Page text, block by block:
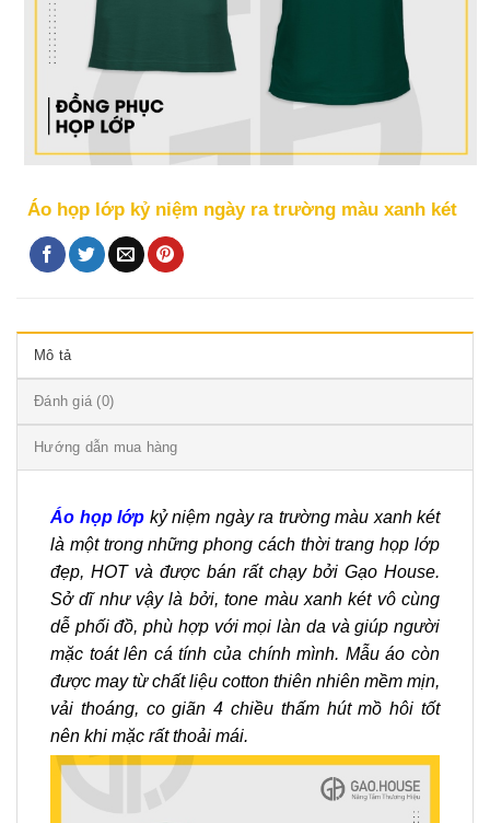
Áo họp lớp kỷ niệm ngày ra trường màu xanh két
Mô tả
Đánh giá (0)
Hướng dẫn mua hàng
Áo họp lớp kỷ niệm ngày ra trường màu xanh két
là một trong những phong cách thời trang họp lớp
đẹp, HOT và được bán rất chạy bởi Gạo House.
Sở dĩ như vậy là bởi, tone màu xanh két vô cùng
dễ phối đồ, phù hợp với mọi làn da và giúp người
mặc toát lên cá tính của chính mình. Mẫu áo còn
được may từ chất liệu cotton thiên nhiên mềm mịn,
vải thoáng, co giãn 4 chiều thấm hút mồ hôi tốt
nên khi mặc rất thoải mái.